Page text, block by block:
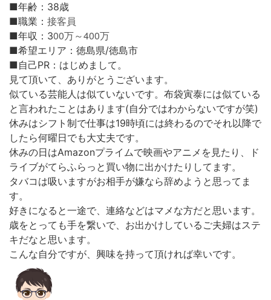
■年齢：38歳
■職業： 接客員
■年収：300万～400万
■希望エリア：徳島県/徳島市
■自己PR： はじめまして。
見て頂いて、ありがとうございます。
似ている芸能人は似ていないです。 布袋寅泰には似ている
と言われたことはあります(自分ではわからないですが笑)
休みはシフト制で仕事は19時頃には終わるのでそれ以降で
したら何曜日でも大丈夫です。
休みの日はAmazonプライムで映画やアニメを見たり、ド
ライブがてらふらっと買い物に出かけたりしてます。
タバコは吸いますがお相手が嫌なら辞めようと思ってま
す。
好きになると一途で、連絡などはマメな方だと思います。
歳をとっても手を繋いで、お出かけしているご夫婦はステ
キだなと思います。
こんな自分ですが、興味を持って頂ければ幸いです。